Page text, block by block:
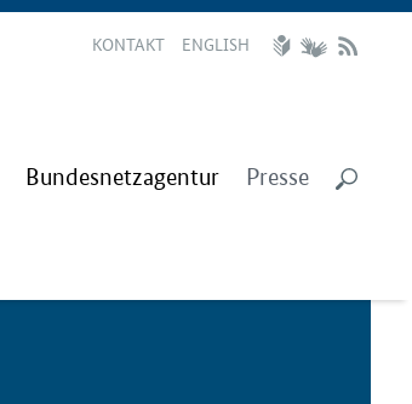
KONTAKT ENGLISH
Bundesnetzagentur Presse